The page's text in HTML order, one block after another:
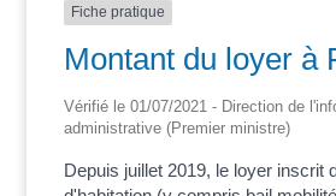
Fiche pratique
Montant du loyer à
Vérifié le 01/07/2021 - Direction de
administrative (Premier ministre)
Depuis juillet 2019, le loyer inscrit